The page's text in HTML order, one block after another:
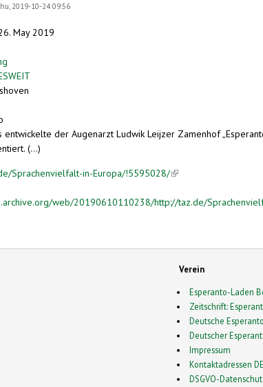
2019-10-24 09:56
May 2019
entwickelte der Augenarzt Ludwik Leijzer Zamenhof
(...)
Sprachenvielfalt-in-Europa/!5595028/(link is external)
web/20190610110238/http://taz.de/
Verein
Esperanto-Laden
Zeitschrift:
Deutsche
Deutscher
Impressum
Kontaktadressen
DSGVO-